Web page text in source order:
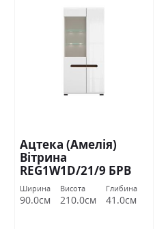
Ацтека (Амелія)
Вітрина
REG1W1D/21/9 БРВ
Україна
Ширина
90.0см
Висота
210.0см
Глибина
41.0см